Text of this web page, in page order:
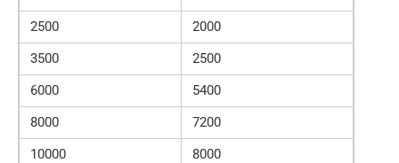
2500
2000
3500
2500
6000
5400
8000
7200
10000
8000